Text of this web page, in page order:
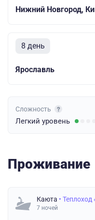
Нижний Новгород,
8 день
Ярославль
Сложность
Легкий уровень
Проживание
Каюта •
7 ночей